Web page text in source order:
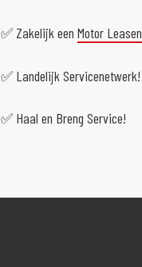
✅ Zakelijk een Motor Leasen
✅ Landelijk Servicenetwerk!
✅ Haal en Breng Service!